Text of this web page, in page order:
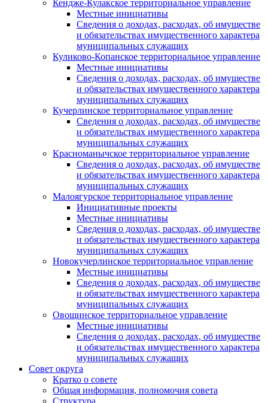
Кендже-Кулакское территориальное управление
Местные инициативы
Сведения о доходах, расходах, об имуществе
и обязательствах имущественного характера
муниципальных служащих
Куликово-Копанское территориальное управление
Местные инициативы
Сведения о доходах, расходах, об имуществе
и обязательствах имущественного характера
муниципальных служащих
Кучерлинское территориальное управление
Сведения о доходах, расходах, об имуществе
и обязательствах имущественного характера
муниципальных служащих
Красноманычское территориальное управление
Сведения о доходах, расходах, об имуществе
и обязательствах имущественного характера
муниципальных служащих
Малоягурское территориальное управление
Инициативные проекты
Местные инициативы
Сведения о доходах, расходах, об имуществе
и обязательствах имущественного характера
муниципальных служащих
Новокучерлинское территориальное управление
Местные инициативы
Сведения о доходах, расходах, об имуществе
и обязательствах имущественного характера
муниципальных служащих
Овощинское территориальное управление
Местные инициативы
Сведения о доходах, расходах, об имуществе
и обязательствах имущественного характера
муниципальных служащих
Совет округа
Кратко о совете
Общая информация, полномочия совета
Структура